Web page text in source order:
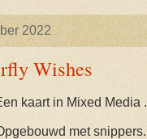
2022
Wishes
kaart in Mixed Media .
met snippers.